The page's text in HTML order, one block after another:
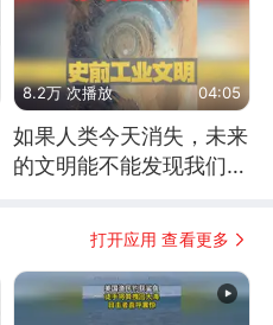
8.2万 次播放 04:05
如果人类今天消失，未来
的文明能不能发现我们存
打开应用 查看更多